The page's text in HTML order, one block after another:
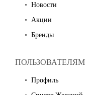
Новости
Акции
Бренды
ПОЛЬЗОВАТЕЛЯМ
Профиль